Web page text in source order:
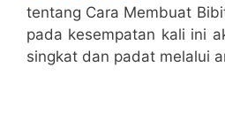
tentang Cara Membuat
pada kesempatan kali ini
singkat dan padat melalui